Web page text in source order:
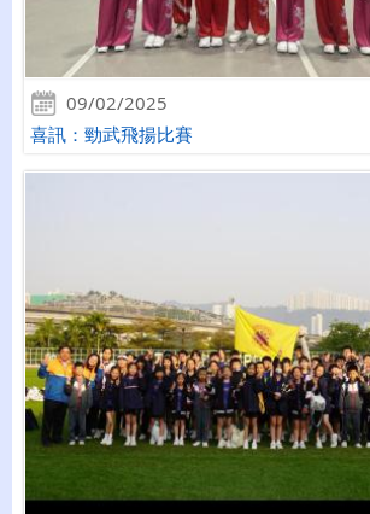
09/02/2025
喜訊：勁武飛揚比賽